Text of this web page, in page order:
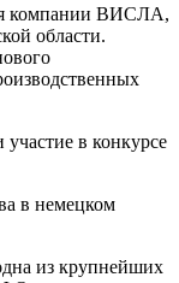
компании ВИСЛА,
области.
участие в конкурсе
в немецком
из крупнейших